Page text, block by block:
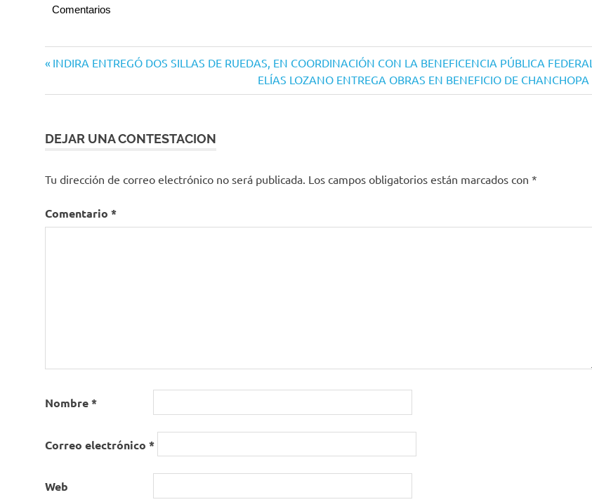
Comentarios
Navegación
de
Entrada
INDIRA ENTREGÓ DOS SILLAS DE RUEDAS, EN COORDINACIÓN CON LA BENEFICENCIA PÚBLICA FEDERAL
Siguiente
entrada:
ELÍAS LOZANO ENTREGA OBRAS EN BENEFICIO DE CHANCHOPA
DEJAR UNA CONTESTACION
Tu dirección de correo electrónico no será publicada. Los campos obligatorios están marcados con *
Comentario *
Nombre*
Correo electrónico *
Web